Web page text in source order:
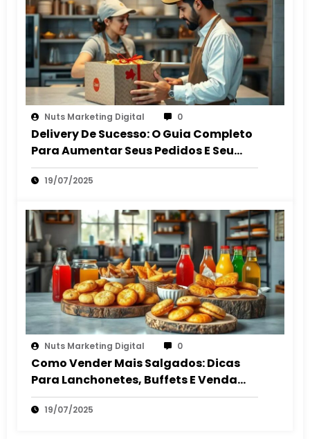
Nuts Marketing Digital 0
Delivery De Sucesso: O Guia Completo
Para Aumentar Seus Pedidos E Seu
Lucro
19/07/2025
Nuts Marketing Digital 0
Como Vender Mais Salgados: Dicas
Para Lanchonetes, Buffets E Venda
Autônoma
19/07/2025